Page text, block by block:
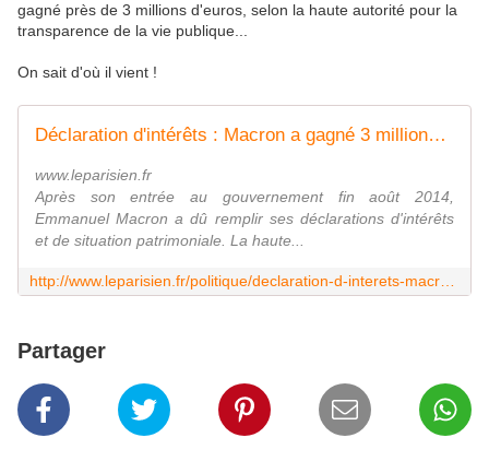
gagné près de 3 millions d'euros, selon la haute autorité pour la
transparence de la vie publique...
On sait d'où il vient !
Déclaration d'intérêts : Macron a gagné 3 millions d'euros en 5 ans
www.leparisien.fr
Après son entrée au gouvernement fin août 2014,
Emmanuel Macron a dû remplir ses déclarations d'intérêts
et de situation patrimoniale. La haute...
Partager